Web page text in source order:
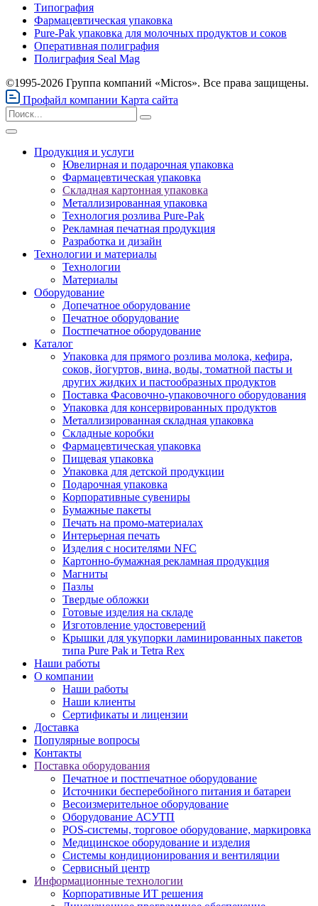
Типография
Фармацевтическая упаковка
Pure-Pak упаковка для молочных продуктов и соков
Оперативная полиграфия
Полиграфия Seal Mag
©1995-2026 Группа компаний «Micros». Все права защищены.
Профайл компании Карта сайта
Продукция и услуги
Ювелирная и подарочная упаковка
Фармацевтическая упаковка
Складная картонная упаковка
Металлизированная упаковка
Технология розлива Pure-Pak
Рекламная печатная продукция
Разработка и дизайн
Технологии и материалы
Технологии
Материалы
Оборудование
Допечатное оборудование
Печатное оборудование
Постпечатное оборудование
Каталог
Упаковка для прямого розлива молока, кефира,
соков, йогуртов, вина, воды, томатной пасты и
других жидких и пастообразных продуктов
Поставка Фасовочно-упаковочного оборудования
Упаковка для консервированных продуктов
Металлизированная складная упаковка
Складные коробки
Фармацевтическая упаковка
Пищевая упаковка
Упаковка для детской продукции
Подарочная упаковка
Корпоративные сувениры
Бумажные пакеты
Печать на промо-материалах
Интерьерная печать
Изделия с носителями NFC
Картонно-бумажная рекламная продукция
Магниты
Пазлы
Твердые обложки
Готовые изделия на складе
Изготовление удостоверений
Крышки для укупорки ламинированных пакетов
типа Pure Pak и Tetra Rex
Наши работы
О компании
Наши работы
Наши клиенты
Сертификаты и лицензии
Доставка
Популярные вопросы
Контакты
Поставка оборудования
Печатное и постпечатное оборудование
Источники бесперебойного питания и батареи
Весоизмерительное оборудование
Оборудование АСУТП
POS-системы, торговое оборудование, маркировка
Медицинское оборудование и изделия
Системы кондиционирования и вентиляции
Сервисный центр
Информационные технологии
Корпоративные ИТ решения